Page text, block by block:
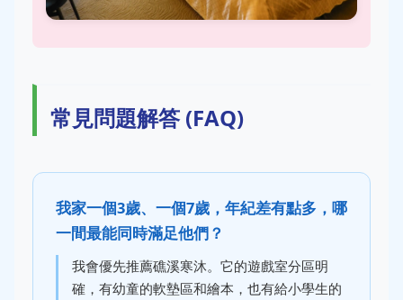
常見問題解答 (FAQ)
我家一個3歲、一個7歲，年紀差有點多，哪
一間最能同時滿足他們？
我會優先推薦礁溪寒沐。它的遊戲室分區明
確，有幼童的軟墊區和繪本，也有給小學生的